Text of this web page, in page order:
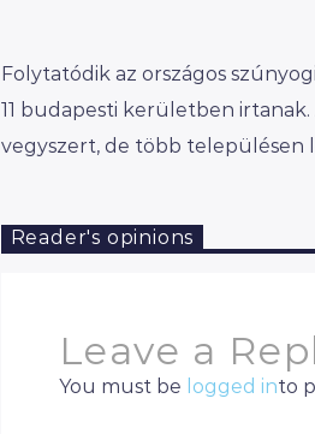
Folytatódik az országos
11 budapesti kerületben
vegyszert, de több településen
Reader's opinions
Leave a
You must be logged into